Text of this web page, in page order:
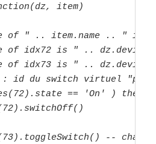
item)
of " .. item.name .. " is
of idx72 is " ..
of idx73 is " ..
: id du switch virtuel
== 'On' ) then
--